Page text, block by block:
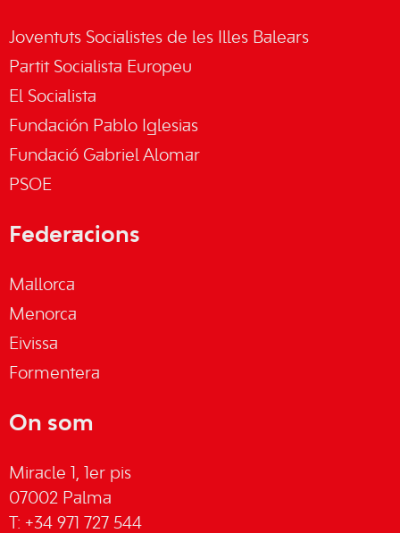
Joventuts Socialistes de les Illes Balears
Partit Socialista Europeu
El Socialista
Fundación Pablo Iglesias
Fundació Gabriel Alomar
PSOE
Federacions
Mallorca
Menorca
Eivissa
Formentera
On som
Miracle 1, 1er pis
07002 Palma
T: +34 971 727 544